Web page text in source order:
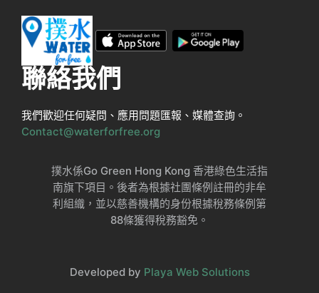
聯絡我們
我們歡迎任何疑問、應用問題匯報、媒體查詢。
Contact@waterforfree.org
撲水係Go Green Hong Kong 香港綠色生活指
南旗下項目。後者為根據社團條例註冊的非牟
利組織，並以慈善機構的身份根據稅務條例第
88條獲得稅務豁免。
Developed by Playa Web Solutions